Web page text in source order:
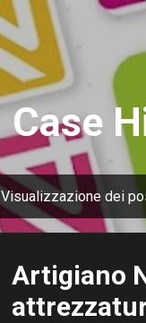
Case
Visualizzazione dei
Artigiano